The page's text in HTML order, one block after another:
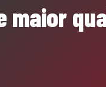
maior